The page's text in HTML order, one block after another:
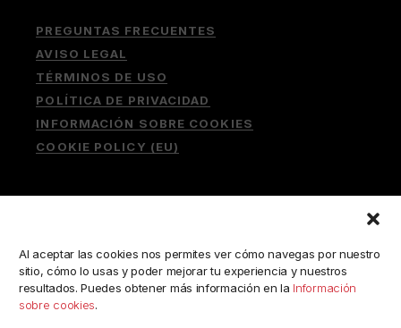
Al aceptar las cookies nos permites ver cómo navegas por nuestro
sitio, cómo lo usas y poder mejorar tu experiencia y nuestros
resultados. Puedes obtener más información en la Información
sobre cookies.
PREGUNTAS FRECUENTES
AVISO LEGAL
TÉRMINOS DE USO
POLÍTICA DE PRIVACIDAD
INFORMACIÓN SOBRE COOKIES
COOKIE POLICY (EU)
Buscar: